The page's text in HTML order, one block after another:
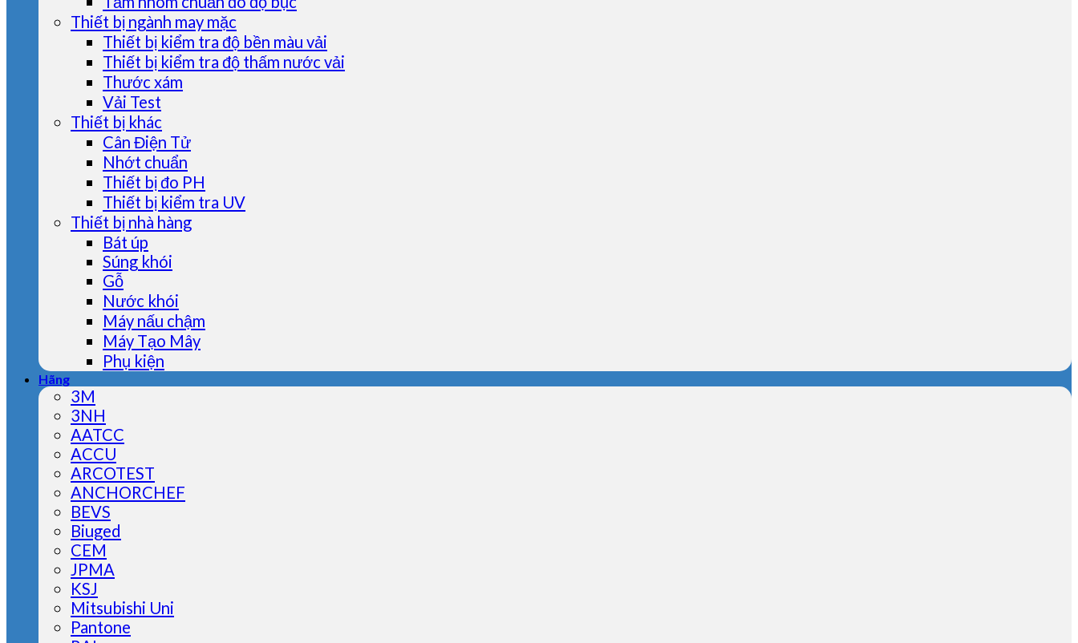
Thiết bị ngành may mặc
Thiết bị kiểm tra độ bền màu vải
Thiết bị kiểm tra độ thấm nước vải
Thước xám
Vải Test
Thiết bị khác
Cân Điện Tử
Nhớt chuẩn
Thiết bị đo PH
Thiết bị kiểm tra UV
Thiết bị nhà hàng
Bát úp
Súng khói
Gỗ
Nước khói
Máy nấu chậm
Máy Tạo Mây
Phụ kiện
Hãng
3M
3NH
AATCC
ACCU
ARCOTEST
ANCHORCHEF
BEVS
Biuged
CEM
JPMA
KSJ
Mitsubishi Uni
Pantone